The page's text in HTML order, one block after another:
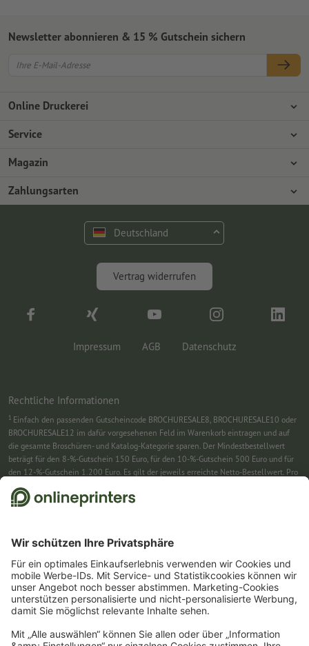
Online Druckerei
Über Onlineprinters
Presse
Umweltschutz
Service
Zahlungsarten
Versand
Magazin
Design
Zahlungsarten
Newsletter abonnieren & 15 % Gutschein sichern
Deutschland
Vertrag widerrufen
Impressum AGB Datenschutz
Rechtliche Informationen
1 Einfach den passenden Gutscheincode BROCHURESALE8, BROCHURESALE10 oder
BROCHURESALE12 im dafür vorgesehenen Feld im Warenkorb eintragen und auf
die gesamte Broschüren- und Katalog-Kategorie sparen. Der Mindestbestellwert
beträgt für den 8-%-Gutschein 150 Euro, für den 10-%-Gutschein 500 Euro und für
den 12-%-Gutschein 1.200 Euro. Es gilt der jeweils erreichte Netto-Bestellwert. Pro
Bestellung ist nur ein Gutscheincode einlösbar. Mehrfach einlösbar. Keine
Barauszahlung. Nicht mit weiteren Aktionen kombinierbar. Die Aktion gilt bis
einen Klick bestätigen. Erst dann senden wir Ihnen den Rabattcode und künftig
unseren Newsletter zu. Natürlich können Sie sich jederzeit swieder abmelden.
Maximale Höhe des Rabatts: 150 € des Bestellwerts (netto). Einmalig einlösbar.
Kein Mindestbestellwert. Keine Barauszahlung. Nicht mit weiteren Aktionen oder
Gutscheincodes kombinierbar.Der Gutschein ist nach Erhalt sechs Wochen gültig.
Warenkorb eintragen und auf ausgewählte Produkte sparen. Kein